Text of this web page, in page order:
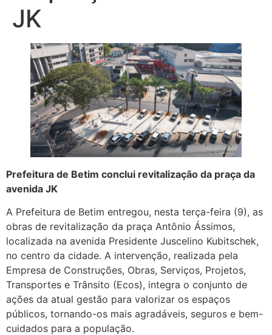
JK
Prefeitura de Betim conclui revitalização da praça da
avenida JK
A Prefeitura de Betim entregou, nesta terça-feira (9), as
obras de revitalização da praça Antônio Ássimos,
localizada na avenida Presidente Juscelino Kubitschek,
no centro da cidade. A intervenção, realizada pela
Empresa de Construções, Obras, Serviços, Projetos,
Transportes e Trânsito (Ecos), integra o conjunto de
ações da atual gestão para valorizar os espaços
públicos, tornando-os mais agradáveis, seguros e bem-
cuidados para a população.